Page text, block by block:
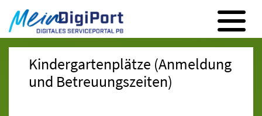
Digitales Serviceportal Paderborn
Zur Hauptnavigation
Zum Inhalt
Zum Footer
Kindergartenplätze (Anmeldung
und Betreuungszeiten)